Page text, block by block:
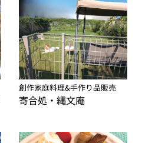
創作家庭料理&手作り品販売
寄合処・縄文庵